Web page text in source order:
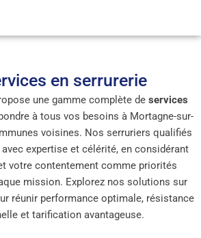
en serrurerie
une gamme complète de services
à tous vos besoins à Mortagne-sur-
voisines. Nos serruriers qualifiés
expertise et célérité, en considérant
votre contentement comme priorités
mission. Explorez nos solutions sur
réunir performance optimale, résistance
et tarification avantageuse.